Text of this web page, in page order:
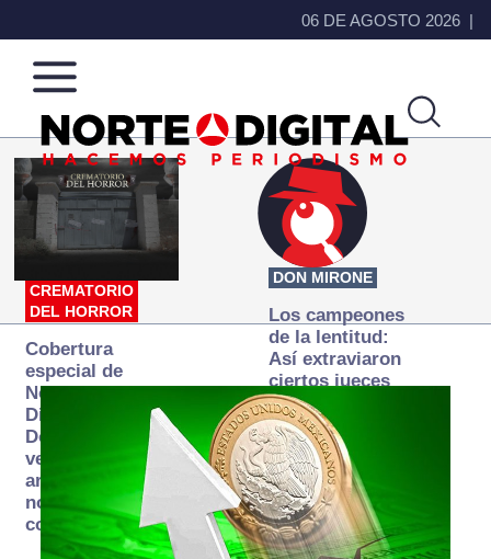
06 DE AGOSTO 2026
Norte
de
Ciudad
Más
que
noticias,
hacemos periodismo
CREMATORIO
DEL HORROR
Cobertura
especial de
Norte
Digital:
Donde la
verdad
arde… pero
no se
consume
DON MIRONE
Los campeones
de la lentitud:
Así extraviaron
ciertos jueces
la justicia
expedita